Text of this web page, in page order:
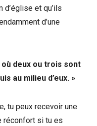
d’église et qu’ils
d’une
où deux ou trois sont
au milieu d’eux. »
tu peux recevoir une
réconfort si tu es